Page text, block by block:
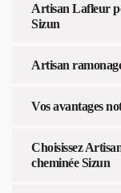
Artisan Lafleur
Sizun
Artisan
Vos avantages
Choisissez
cheminée Sizun